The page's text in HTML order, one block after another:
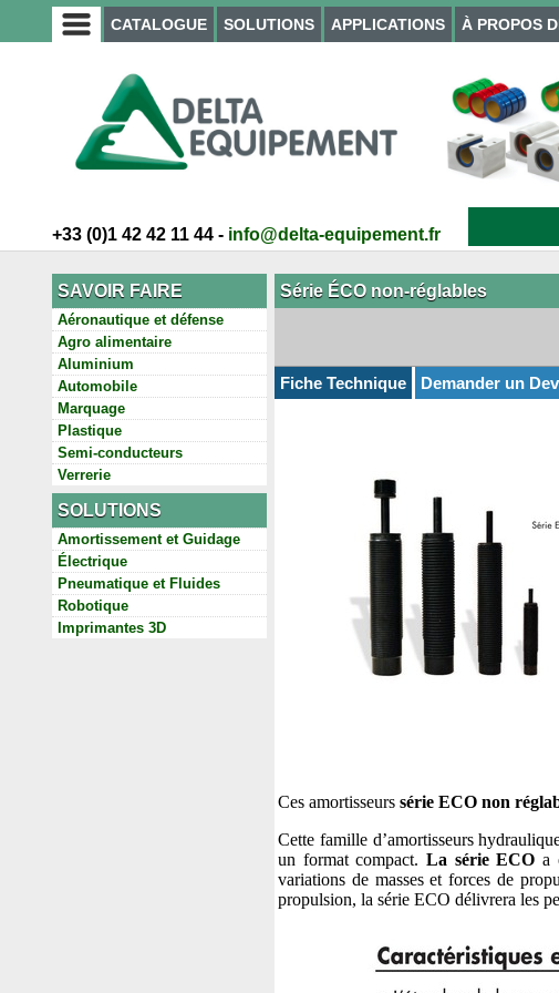
CATALOGUE SOLUTIONS APPLICATIONS À PROPOS
+33 (0)1 42 42 11 44 - info@delta-equipement.fr
SAVOIR FAIRE
Aéronautique et défense
Agro alimentaire
Aluminium
Automobile
Marquage
Plastique
Semi-conducteurs
Verrerie
SOLUTIONS
Amortissement et Guidage
Électrique
Pneumatique et Fluides
Robotique
Imprimantes 3D
Série ÉCO non-réglables
Fiche Technique Demander un
Ces amortisseurs série ECO non
Cette famille d’amortisseurs
un format compact.La série ECO a
variations de masses et forces de
propulsion, la série ECO délivrera les